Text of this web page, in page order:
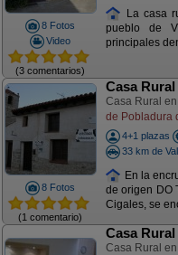
8 Fotos
Video
(3 comentarios)
La casa
pueblo de
principales
8 Fotos
(1 comentario)
Casa
Casa Rural en
de Pobladura
4+1 plazas
33 km de
En la
de origen DO
Cigales, se
Casa Rural
Casa Rural en